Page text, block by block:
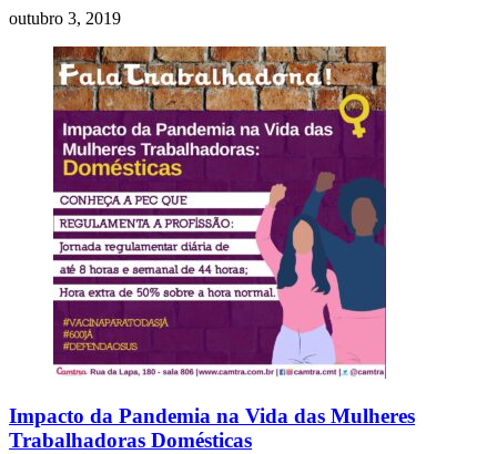
outubro 3, 2019
Impacto da Pandemia na Vida das Mulheres
Trabalhadoras Domésticas